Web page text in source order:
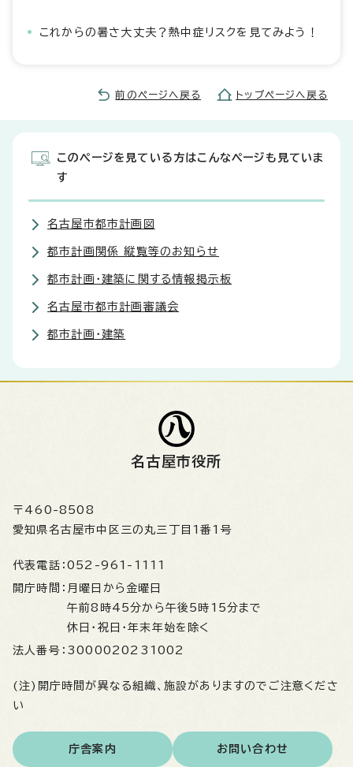
これからの暑さ大丈夫？熱中症リスクを見てみよう！
前のページへ戻る トップページへ戻る
このページを見ている方はこんなページも見ていま
す
名古屋市都市計画図
都市計画関係 縦覧等のお知らせ
都市計画・建築に関する情報掲示板
名古屋市都市計画審議会
都市計画・建築
名古屋市役所
〒460-8508
愛知県名古屋市中区三の丸三丁目1番1号
代表電話： 052-961-1111
開庁時間： 月曜日から金曜日
午前8時45分から午後5時15分まで
休日・祝日・年末年始を除く
法人番号： 3000020231002
(注)開庁時間が異なる組織、施設がありますのでご注意くださ
い
庁舎案内 お問い合わせ